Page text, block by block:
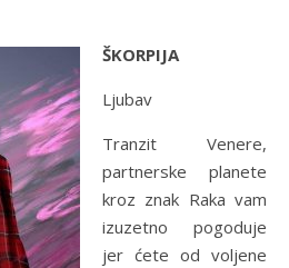
ŠKORPIJA
Ljubav
Tranzit Venere,
partnerske planete
kroz znak Raka vam
izuzetno pogoduje
jer ćete od voljene